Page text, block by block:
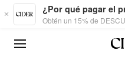
Skip to main content
¿Por qué pagar el
Obtén un 15% de